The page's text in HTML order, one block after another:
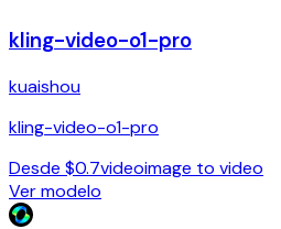
kling-video-o1-pro
kuaishou
kling-video-o1-pro
Desde $0.7videoimage to video
Ver modelo